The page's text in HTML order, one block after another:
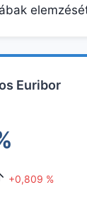
Euribor
+0,809 %